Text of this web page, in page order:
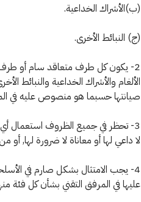
(ب‌)الأشراك الخداعية.
(ج) النبائط الأخرى.
2- يكون كل طرف متعاقد سام أو طرف
الألغام والأشراك الخداعية والنبائط
صيانتها حسبما هو منصوص عليه في المادة 10 من هذا
3- تحظر في جميع الظروف استعمال
لا داعي لها أو معاناة لا ضرورة لها,
4- يجب الامتثال بشكل صارم في
عليها في المرفق التقني بشأن كل فئة